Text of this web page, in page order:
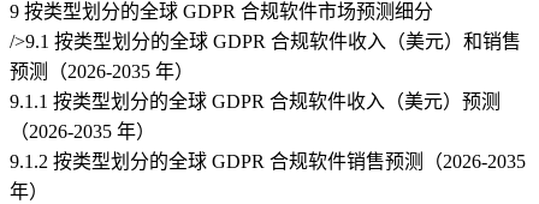
9 按类型划分的全球 GDPR 合规软件市场预测细分
/>9.1 按类型划分的全球 GDPR 合规软件收入（美元）和销售
预测（2026-2035 年）
9.1.1 按类型划分的全球 GDPR 合规软件收入（美元）预测
（2026-2035 年）
9.1.2 按类型划分的全球 GDPR 合规软件销售预测（2026-2035
年）